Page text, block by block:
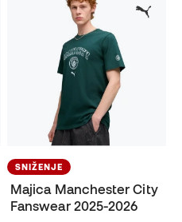
SNIŽENJE
Majica Manchester City
Fanswear 2025-2026